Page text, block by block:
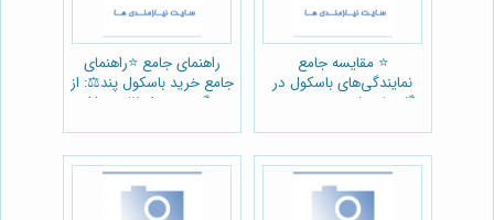
⭐️ مقایسه جامع
نمایندگی‌های باسکول در
گلستان ⚖️: دیجی توزین
راهنمای جامع ⭐️راهنمای
جامع خرید باسکول پند⚖️: از
پند گستر چه انتظاری داشته